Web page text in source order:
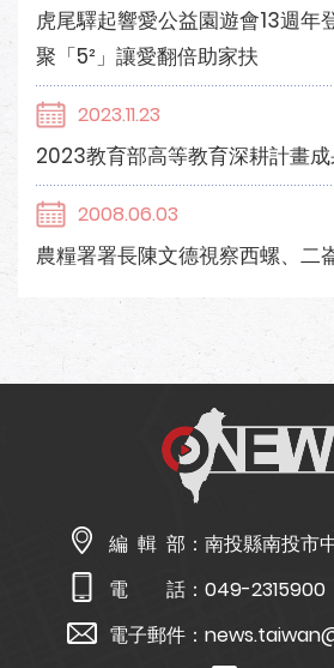
虎尾驛起響愛公益園遊會13週
聚「5²」讓愛翻倍助家扶
2023.11.23
2023教育部高等教育深耕計畫
2008.06.03
農糧署署長陳文德視察西螺、二
編 輯 部： 南投縣南投市
電 話： 049-2315900
電子郵件：